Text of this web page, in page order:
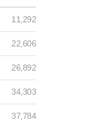
11,292
22,606
26,892
34,303
37,784